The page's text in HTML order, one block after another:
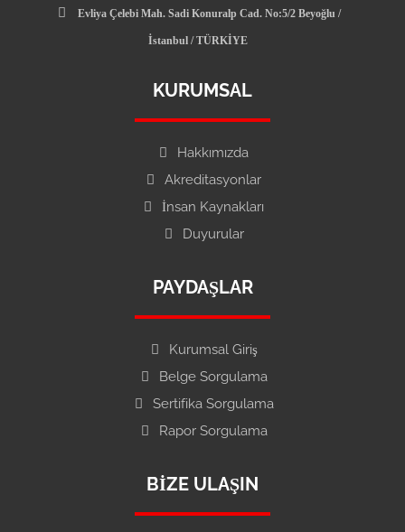
Evliya Çelebi Mah. Sadi Konuralp Cad. No:5/2 Beyoğlu /
İstanbul / TÜRKİYE
KURUMSAL
Hakkımızda
Akreditasyonlar
İnsan Kaynakları
Duyurular
PAYDAŞLAR
Kurumsal Giriş
Belge Sorgulama
Sertifika Sorgulama
Rapor Sorgulama
BIZE ULAŞIN